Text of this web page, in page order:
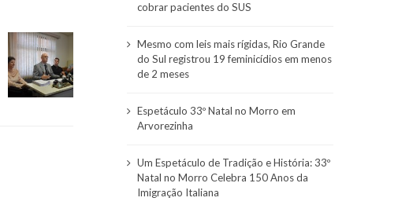
cobrar pacientes do SUS
Mesmo com leis mais rígidas, Rio Grande
do Sul registrou 19 feminicídios em menos
de 2 meses
Espetáculo 33º Natal no Morro em
Arvorezinha
Um Espetáculo de Tradição e História: 33º
Natal no Morro Celebra 150 Anos da
Imigração Italiana